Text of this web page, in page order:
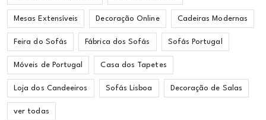
Mesas Extensíveis Decoração Online Cadeiras Modernas
Feira do Sofás Fábrica dos Sofás Sofás Portugal
Móveis de Portugal Casa dos Tapetes
Loja dos Candeeiros Sofás Lisboa Decoração de Salas
ver todas